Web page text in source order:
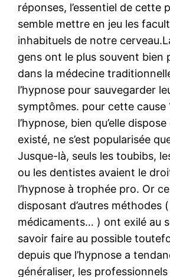
réponses, l’essentiel de cette
semble mettre en jeu les
inhabituels de notre
gens ont le plus souvent bien
dans la médecine
l’hypnose pour sauvegarder
symptômes. pour cette cause
l’hypnose, bien qu’elle
existé, ne s’est popularisée
Jusque-là, seuls les toubibs,
ou les dentistes avaient le
l’hypnose à trophée pro. Or
disposant d’autres méthodes (
médicaments… ) ont exilé au
savoir faire au possible
depuis que l’hypnose a
généraliser, les